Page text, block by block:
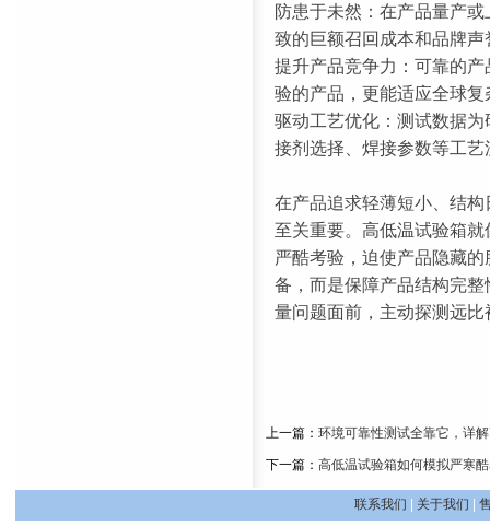
防患于未然：在产品量产
致的巨额召回成本和品牌声
提升产品竞争力：可靠的
验的产品，更能适应全球
驱动工艺优化：测试数据
接剂选择、焊接参数等工
在产品追求轻薄短小、结
至关重要。高低温试验箱就
严酷考验，迫使产品隐藏
备，而是保障产品结构完
量问题面前，主动探测远
上一篇： 环境可靠性测试全靠它，详
下一篇： 高低温试验箱如何模拟严寒
联系我们 关于我们